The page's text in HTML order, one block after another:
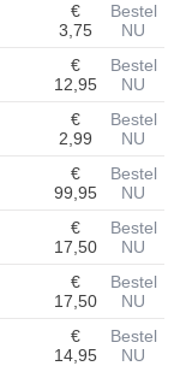
€
3,75
Bestel
NU
€
12,95
Bestel
NU
€
2,99
Bestel
NU
€
99,95
Bestel
NU
€
17,50
Bestel
NU
€
17,50
Bestel
NU
€
14,95
Bestel
NU